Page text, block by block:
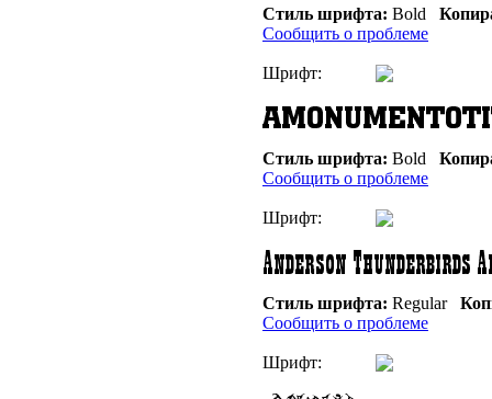
Стиль шрифта: Bold
Сообщить о проблеме
Шрифт:
Стиль шрифта: Bold
Сообщить о проблеме
Шрифт:
Стиль шрифта: Regular
Сообщить о проблеме
Шрифт: